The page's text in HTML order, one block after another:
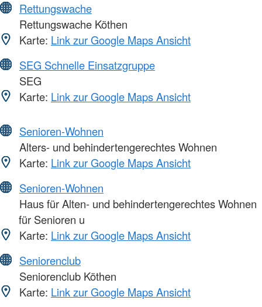
Rettungswache
Rettungswache Köthen
Karte: Link zur Google Maps Ansicht
SEG Schnelle Einsatzgruppe
SEG
Karte: Link zur Google Maps Ansicht
Senioren-Wohnen
Alters- und behindertengerechtes Wohnen
Karte: Link zur Google Maps Ansicht
Senioren-Wohnen
Haus für Alten- und behindertengerechtes Wohnen
für Senioren u
Karte: Link zur Google Maps Ansicht
Seniorenclub
Seniorenclub Köthen
Karte: Link zur Google Maps Ansicht